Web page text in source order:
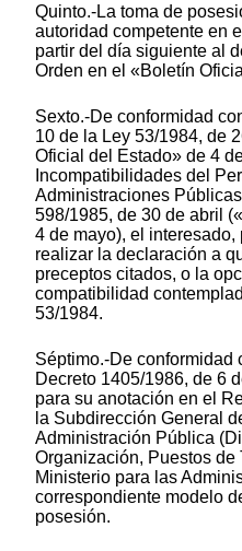
Quinto.-La toma de
autoridad competente en
partir del día siguiente al
Orden en el «Boletín
Sexto.-De conformidad
10 de la Ley 53/1984, de
Oficial del Estado» de 4
Incompatibilidades del
Administraciones
598/1985, de 30 de abril
4 de mayo), el
realizar la declaración a
preceptos citados, o la
compatibilidad
53/1984.
Séptimo.-De conformidad
Decreto 1405/1986, de 6
para su anotación en el
la Subdirección General
Administración Pública
Organización, Puestos de
Ministerio para las
correspondiente modelo
posesión.